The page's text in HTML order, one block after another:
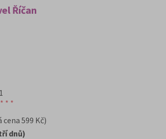
Říčan
* *
cena 599 Kč)
dnů)